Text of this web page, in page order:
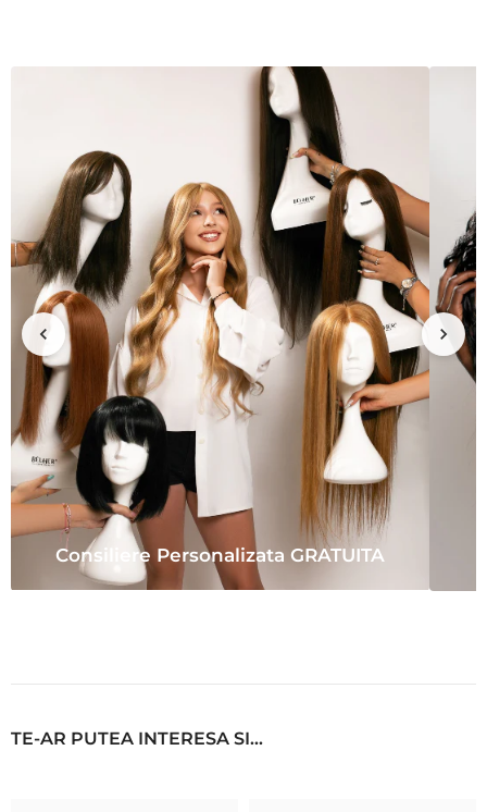
Consiliere Personalizata GRATUITA
TE-AR PUTEA INTERESA SI...